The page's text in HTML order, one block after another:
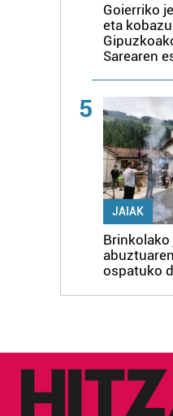
Goierriko
eta
Sarearen
5
JAIAK
Brinkolako
ospatuko